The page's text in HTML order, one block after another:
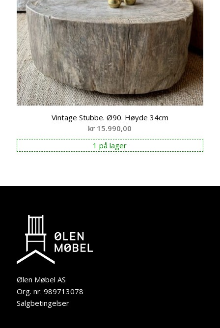
Vintage Stubbe. Ø90. Høyde 34cm
kr 15.990,00
1 på lager
Ølen Møbel AS
Org. nr: 989713078
Salgbetingelser